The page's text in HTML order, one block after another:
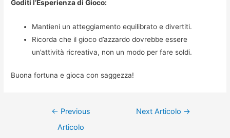
Goditi l’Esperienza di Gioco:
Mantieni un atteggiamento equilibrato e divertiti.
Ricorda che il gioco d’azzardo dovrebbe essere
un’attività ricreativa, non un modo per fare soldi.
Buona fortuna e gioca con saggezza!
Navigazione
articoli
← Previous
Articolo
Next Articolo →